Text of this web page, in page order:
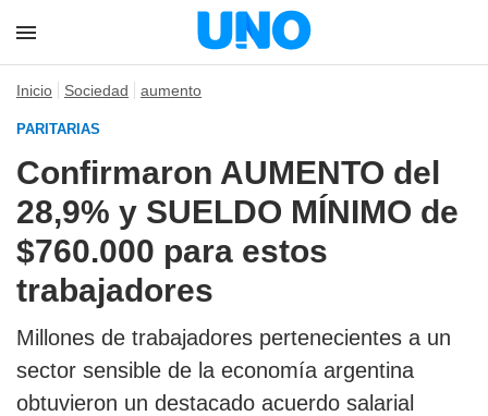
Inicio Sociedad aumento
PARITARIAS
Confirmaron AUMENTO del
28,9% y SUELDO MÍNIMO de
$760.000 para estos
trabajadores
Millones de trabajadores pertenecientes a un
sector sensible de la economía argentina
obtuvieron un destacado acuerdo salarial